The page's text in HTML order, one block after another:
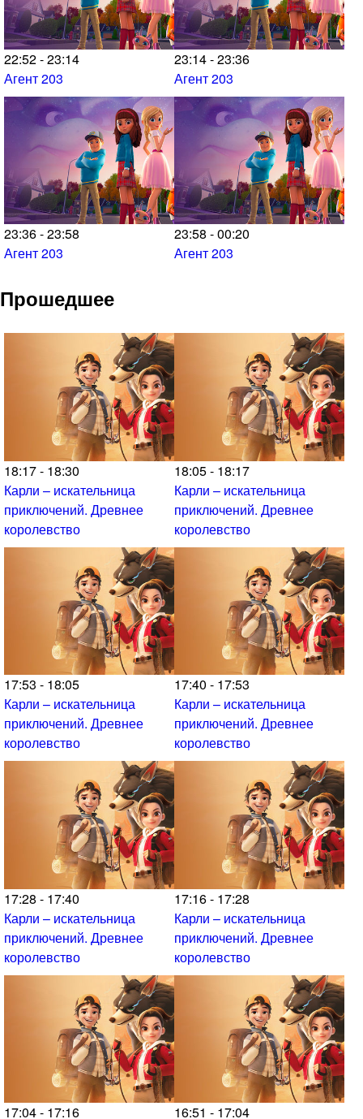
22:52 - 23:14
Агент 203
23:14 - 23:36
Агент 203
23:36 - 23:58
Агент 203
23:58 - 00:20
Агент 203
Прошедшее
18:17 - 18:30
Карли – искательница
приключений. Древнее
королевство
18:05 - 18:17
Карли – искательница
приключений. Древнее
королевство
17:53 - 18:05
Карли – искательница
приключений. Древнее
королевство
17:40 - 17:53
Карли – искательница
приключений. Древнее
королевство
17:28 - 17:40
Карли – искательница
приключений. Древнее
королевство
17:16 - 17:28
Карли – искательница
приключений. Древнее
королевство
17:04 - 17:16
16:51 - 17:04